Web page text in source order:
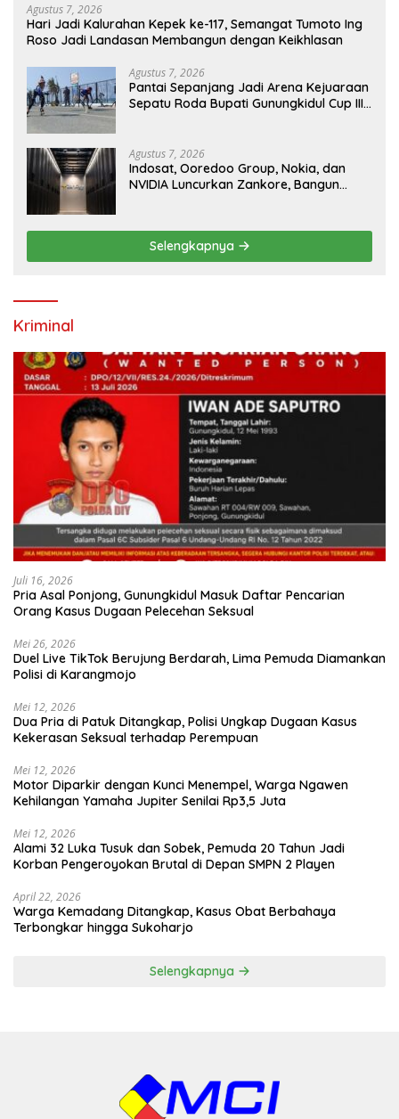
Agustus 7, 2026
Hari Jadi Kalurahan Kepek ke-117, Semangat Tumoto Ing
Roso Jadi Landasan Membangun dengan Keikhlasan
Agustus 7, 2026
Pantai Sepanjang Jadi Arena Kejuaraan
Sepatu Roda Bupati Gunungkidul Cup III
Agustus 7, 2026
Indosat, Ooredoo Group, Nokia, dan
NVIDIA Luncurkan Zankore, Bangun
Selengkapnya
Kriminal
Juli 16, 2026
Pria Asal Ponjong, Gunungkidul Masuk Daftar Pencarian
Orang Kasus Dugaan Pelecehan Seksual
Mei 26, 2026
Duel Live TikTok Berujung Berdarah, Lima Pemuda Diamankan
Polisi di Karangmojo
Mei 12, 2026
Dua Pria di Patuk Ditangkap, Polisi Ungkap Dugaan Kasus
Kekerasan Seksual terhadap Perempuan
Mei 12, 2026
Motor Diparkir dengan Kunci Menempel, Warga Ngawen
Kehilangan Yamaha Jupiter Senilai Rp3,5 Juta
Mei 12, 2026
Alami 32 Luka Tusuk dan Sobek, Pemuda 20 Tahun Jadi
Korban Pengeroyokan Brutal di Depan SMPN 2 Playen
April 22, 2026
Warga Kemadang Ditangkap, Kasus Obat Berbahaya
Terbongkar hingga Sukoharjo
Selengkapnya